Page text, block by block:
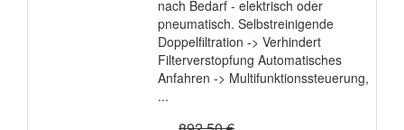
nach Bedarf - elektrisch oder
pneumatisch. Selbstreinigende
Doppelfiltration -> Verhindert
Filterverstopfung Automatisches
Anfahren -> Multifunktionssteuerung,
...